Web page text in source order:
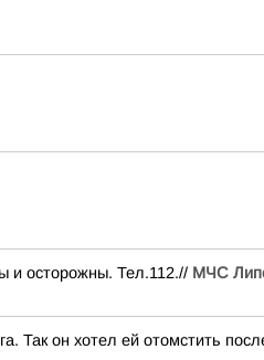
и осторожны. Тел.112.// МЧС
Так он хотел ей отомстить